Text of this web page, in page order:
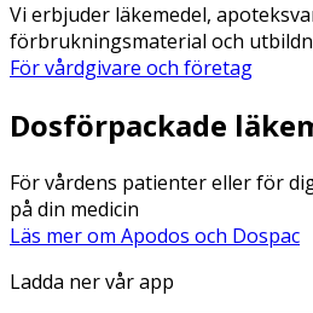
Vi erbjuder läkemedel,
förbrukningsmaterial och
För vårdgivare och företag
Dosförpackade
För vårdens patienter eller för
på din medicin
Läs mer om Apodos och Dospac
Ladda ner vår app